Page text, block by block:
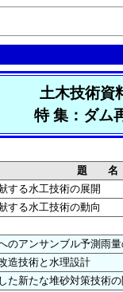
土木技術資
特 集：ダム
題 名
する水工技術の展開
する水工技術の動向
のアンサンブル予測雨
造技術と水理設計
た新たな堆砂対策技術